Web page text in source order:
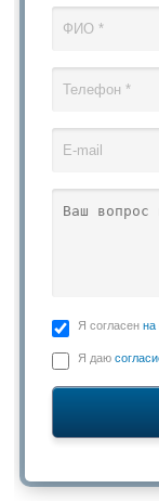
Я согласен на
Я даю